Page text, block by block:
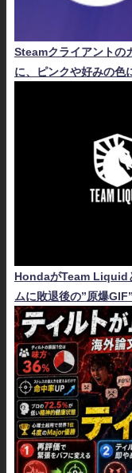
Steamクライアントの
に、ピンクや好みの色
HondaがTeam Liquid
ムに敗退後の”原爆